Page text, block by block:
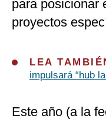
para posicionar
proyectos
LEA
impulsará “hub
Este año (a la